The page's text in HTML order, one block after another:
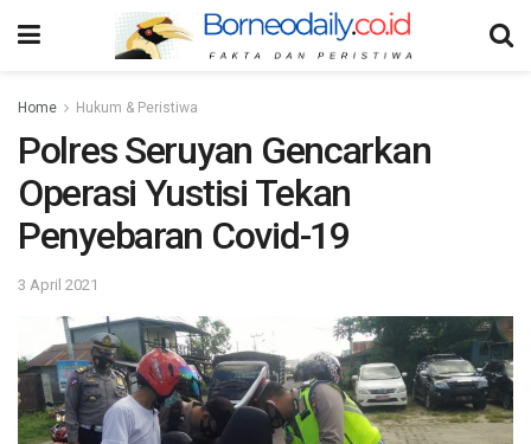
Home Hukum & Peristiwa
Polres Seruyan Gencarkan
Operasi Yustisi Tekan
Penyebaran Covid-19
3 April 2021